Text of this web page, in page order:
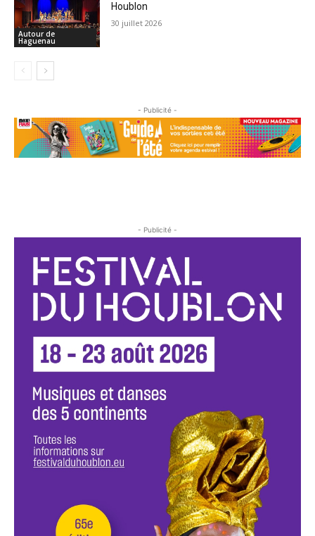
Autour de
Haguenau
Houblon
30 juillet 2026
- Publicité -
- Publicité -